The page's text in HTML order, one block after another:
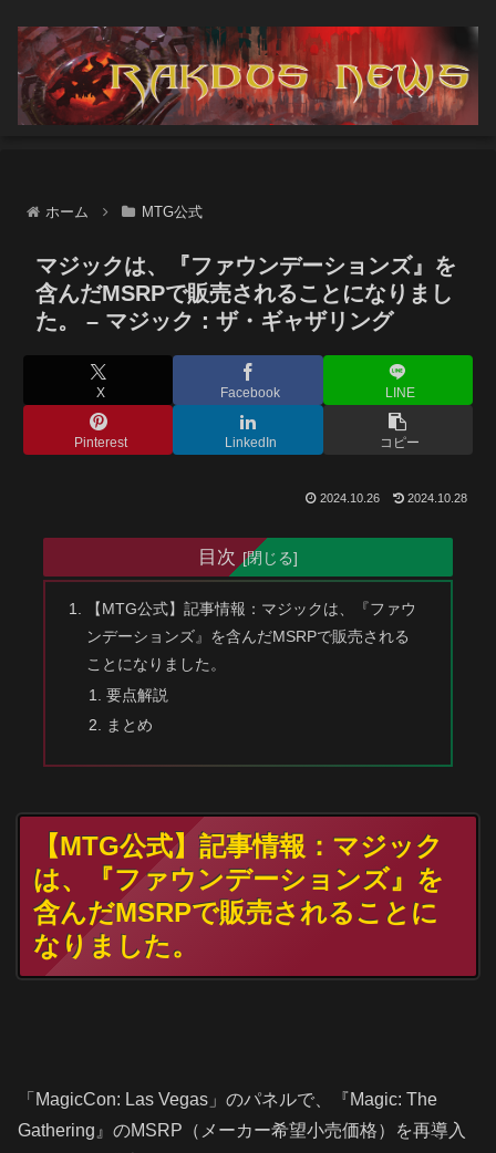
ホーム MTG公式
マジックは、『ファウンデーションズ』を
含んだMSRPで販売されることになりまし
た。 – マジック：ザ・ギャザリング
X Facebook LINE
Pinterest LinkedIn コピー
2024.10.26 2024.10.28
目次
【MTG公式】記事情報：マジックは、『ファウ
ンデーションズ』を含んだMSRPで販売される
ことになりました。
要点解説
まとめ
【MTG公式】記事情報：マジック
は、『ファウンデーションズ』を
含んだMSRPで販売されることに
なりました。
「MagicCon: Las Vegas」のパネルで、『Magic: The
Gathering』のMSRP（メーカー希望小売価格）を再導入